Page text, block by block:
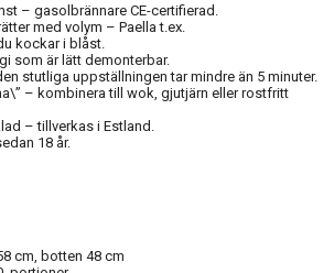
– gasolbrännare CE-certifierad.
med volym – Paella t.ex.
kockar i blåst.
som är lätt demonterbar.
stutliga uppställningen tar mindre än 5 minuter.
– kombinera till wok, gjutjärn eller rostfritt
– tillverkas i Estland.
18 år.
cm, botten 48 cm